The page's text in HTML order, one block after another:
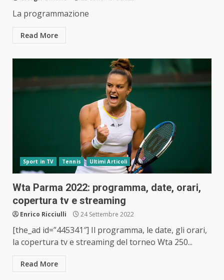
La programmazione
Read More
Sport in TV Tennis Ultimi Articoli
Wta Parma 2022: programma, date, orari,
copertura tv e streaming
Enrico Ricciulli 24 Settembre 2022
[the_ad id=”445341″] Il programma, le date, gli orari,
la copertura tv e streaming del torneo Wta 250...
Read More